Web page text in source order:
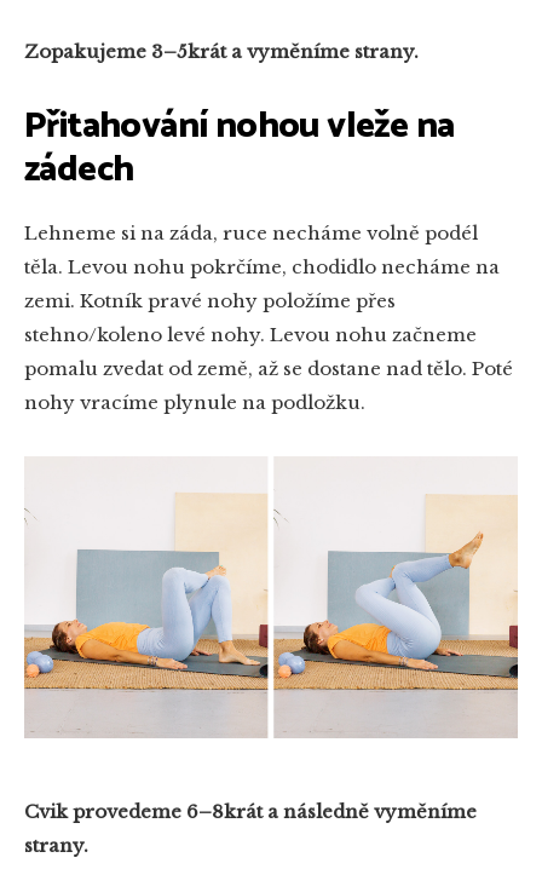
Zopakujeme 3–5krát a vyměníme strany.
Přitahování nohou vleže na
zádech
Lehneme si na záda, ruce necháme volně podél
těla. Levou nohu pokrčíme, chodidlo necháme na
zemi. Kotník pravé nohy položíme přes
stehno/koleno levé nohy. Levou nohu začneme
pomalu zvedat od země, až se dostane nad tělo. Poté
nohy vracíme plynule na podložku.
Cvik provedeme 6–8krát a následně vyměníme
strany.